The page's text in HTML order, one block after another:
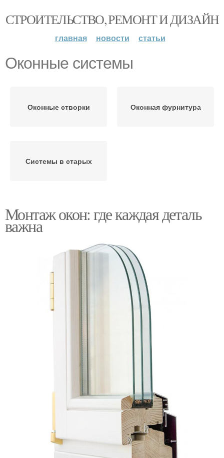
СТРОИТЕЛЬСТВО, РЕМОНТ И ДИЗАЙН
главная новости статьи
Оконные системы
Оконные створки Оконная фурнитура
Системы в старых
Монтаж окон: где каждая деталь
важна